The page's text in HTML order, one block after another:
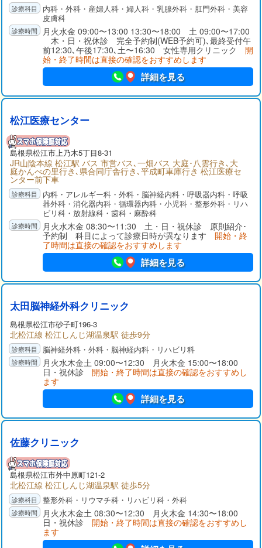
内科・外科・産婦人科・婦人科・乳腺外科・肛門外科・美容
皮膚科
月火水金 09:00〜13:00 13:30〜18:00 土 09:00〜17:00
木・日・祝休診 完全予約制(WEB予約可)､最終受付午
前12:30､午後17:30､土〜16:30 女性専用クリニック 開
始・終了時間は直接の確認をおすすめします
詳細を見る
松江医療センター
島根県松江市上乃木5丁目8-31
JR山陰本線 松江駅 バス 市営バス､一畑バス 大庭･八雲行き､大
庭かんべの里行き､県合同庁舎行き､平成町車庫行き 松江医療セ
ンター前下車
内科・アレルギー科・外科・脳神経内科・呼吸器内科・呼吸
器外科・消化器内科・循環器内科・小児科・整形外科・リハ
ビリ科・放射線科・歯科・麻酔科
月火水木金 08:30〜11:30 土・日・祝休診 原則紹介･
予約制 科目によって診療日時が異なります 開始・終
了時間は直接の確認をおすすめします
詳細を見る
太田脳神経外科クリニック
島根県松江市砂子町196-3
北松江線 松江しんじ湖温泉駅 徒歩9分
脳神経外科・外科・脳神経内科・リハビリ科
月火水木金土 09:00〜12:30 月火木金 15:00〜18:00
日・祝休診 開始・終了時間は直接の確認をおすすめし
ます
詳細を見る
佐藤クリニック
島根県松江市外中原町121-2
北松江線 松江しんじ湖温泉駅 徒歩5分
整形外科・リウマチ科・リハビリ科・外科
月火水木金土 08:30〜12:30 月火木金 14:30〜18:00
日・祝休診 開始・終了時間は直接の確認をおすすめし
ます